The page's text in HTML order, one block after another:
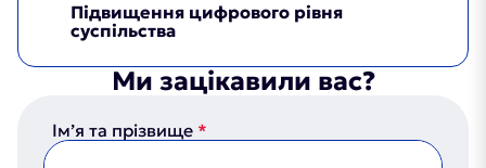
Підвищення цифрового рівня
суспільства
Ми зацікавили вас?
Ім’я та прізвище